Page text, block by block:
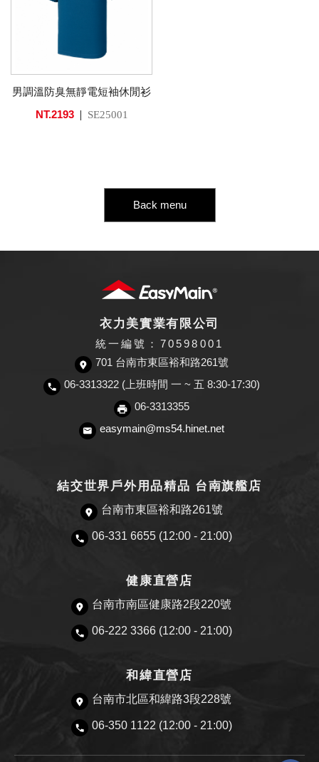
男調溫防臭無靜電短袖休閒衫
NT.2193 SE25001
Back menu
衣力美實業有限公司
統一編號：70598001
701 台南市東區裕和路261號
06-3313322 (上班時間 一 ~ 五 8:30-17:30)
06-3313355
easymain@ms54.hinet.net
結交世界戶外用品精品 台南旗艦店
台南市東區裕和路261號
06-331 6655 (12:00 - 21:00)
健康直營店
台南市南區健康路2段220號
06-222 3366 (12:00 - 21:00)
和緯直營店
台南市北區和緯路3段228號
06-350 1122 (12:00 - 21:00)